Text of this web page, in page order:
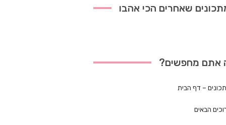
שאחרים הכי אהבו
אתם מחפשים?
– דף הבית
הבאים